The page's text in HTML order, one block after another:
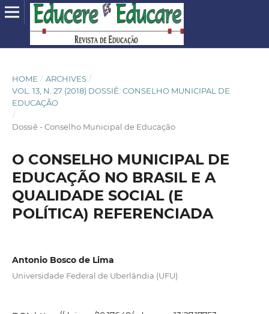
HOME / ARCHIVES /
VOL. 13, N. 27 (2018) DOSSIÊ: CONSELHO MUNICIPAL DE
EDUCAÇÃO
/
Dossiê - Conselho Municipal de Educação
O CONSELHO MUNICIPAL DE
EDUCAÇÃO NO BRASIL E A
QUALIDADE SOCIAL (E
POLÍTICA) REFERENCIADA
Antonio Bosco de Lima
Universidade Federal de Uberlândia (UFU)